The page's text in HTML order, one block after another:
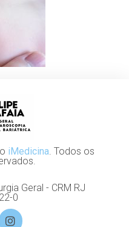
iMedicina. Todos os
Geral - CRM RJ
0